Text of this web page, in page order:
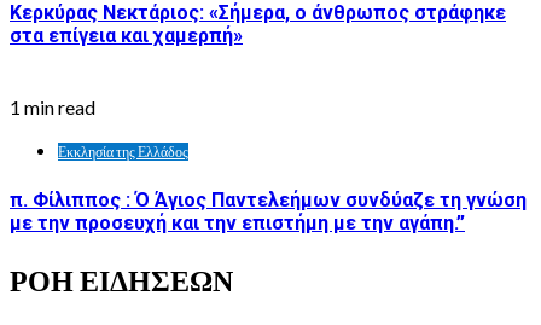
Κερκύρας Νεκτάριος: «Σήμερα, ο άνθρωπος στράφηκε
στα επίγεια και χαμερπή»
1 min read
Εκκλησία της Ελλάδος
π. Φίλιππος : Ό Άγιος Παντελεήμων συνδύαζε τη γνώση
με την προσευχή και την επιστήμη με την αγάπη.”
ΡΟΗ ΕΙΔΗΣΕΩΝ